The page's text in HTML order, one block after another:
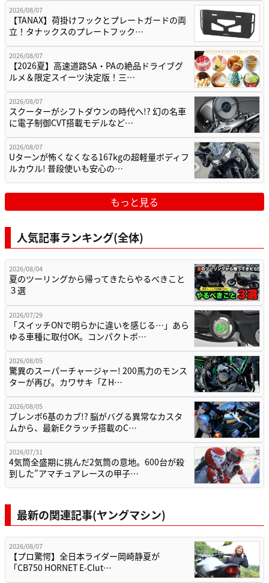
2026/08/07
【TANAX】荷掛けフックとプレートガードの両
立！タナックスのプレートフック…
2026/08/07
【2026夏】高速道路SA・PAの絶品ドライブグ
ルメ＆限定スイーツ決定版！三…
2026/08/07
スクーターがシフトダウンの時代へ!? 幻の名車
に電子制御CVT搭載モデルなど…
2026/08/07
Uターンが怖くなくなる167kgの超軽量ボディフ
ルカウル! 普段使いも安心の…
もっと見る
人気記事ランキング(全体)
2026/08/04
夏のツーリングから帰ってきたらやるべきこと
３選
2026/07/29
「スイッチONで明らかに違いを感じる…」あら
ゆる車種に取付OK。コンパクトボ…
2026/08/05
驚異のスーパーチャージャー! 200馬力のモンス
ターが再び。カワサキ「Z H…
2026/08/05
ブレンボ6基のカブ!? 脳がバグる異常なカスタ
ムから、最新Eクラッチ搭載のC…
2026/07/31
4気筒全盛期に挑んだ2気筒の意地。600台が殺
到した”アマチュアレースの甲子…
最新の関連記事(ヤングマシン)
2026/08/07
【プロ驚愕】全日本ライダー岡崎静夏が
「CB750 HORNET E-Clut…